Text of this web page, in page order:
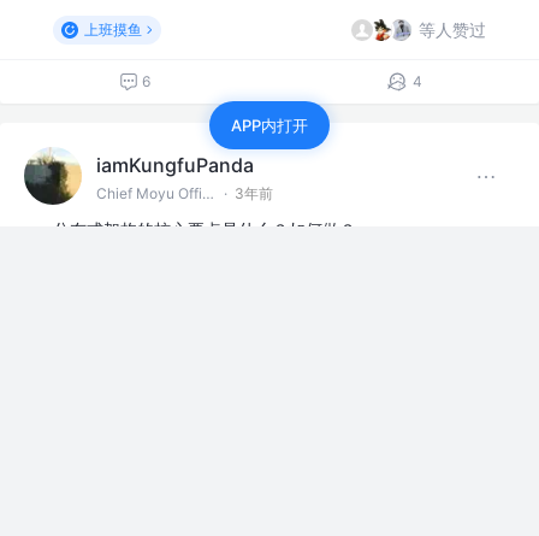
上班摸鱼 等人赞过
6 4
iamKungfuPanda
Chief Moyu Officer @某IT公司 · 3年前
分布式架构的核心要点是什么？如何做？
APP内打开